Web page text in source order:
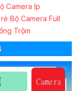
Camera Ip
Bộ Camera Full
Trộm